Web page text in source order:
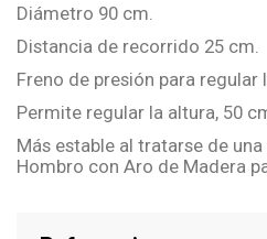
Diámetro 90 cm.
Distancia de recorrido 25 cm.
Freno de presión para regular
Permite regular la altura, 50
Más estable al tratarse de
Hombro con Aro de Madera